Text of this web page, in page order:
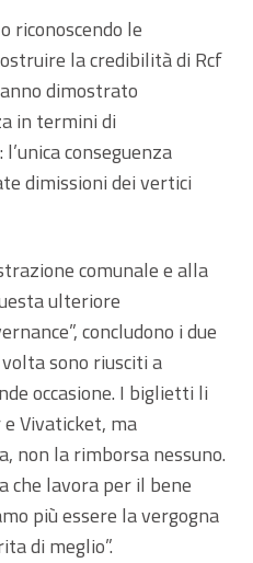
riconoscendo le
la credibilità di Rcf
dimostrato
in termini di
l’unica conseguenza
dimissioni dei vertici
comunale e alla
ulteriore
concludono i due
sono riusciti a
occasione. I biglietti li
Vivaticket, ma
non la rimborsa nessuno.
che lavora per il bene
più essere la vergogna
di meglio”.